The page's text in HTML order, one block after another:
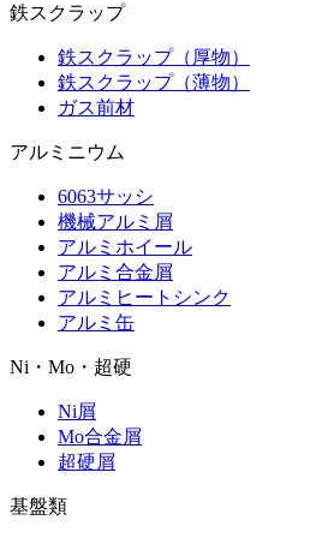
鉄スクラップ
鉄スクラップ（厚物）
鉄スクラップ（薄物）
ガス前材
アルミニウム
6063サッシ
機械アルミ屑
アルミホイール
アルミ合金屑
アルミヒートシンク
アルミ缶
Ni・Mo・超硬
Ni屑
Mo合金屑
超硬屑
基盤類